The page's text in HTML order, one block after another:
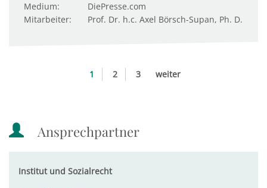
Medium:
DiePresse.com
Mitarbeiter:
Prof. Dr. h.c. Axel Börsch-Supan, Ph. D.
1 2 3 weiter
Ansprechpartner
Institut und Sozialrecht